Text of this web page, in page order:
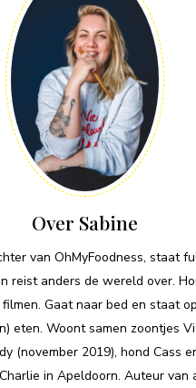
Over Sabine
van OhMyFoodness, staat
reist anders de wereld over.
Gaat naar bed en staat
eten. Woont samen zoontjes
(november 2019), hond Cass
in Apeldoorn. Auteur van